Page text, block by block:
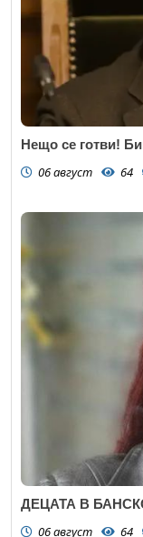
Нещо се готви!
06 август 64
ДЕЦАТА В
06 август 64